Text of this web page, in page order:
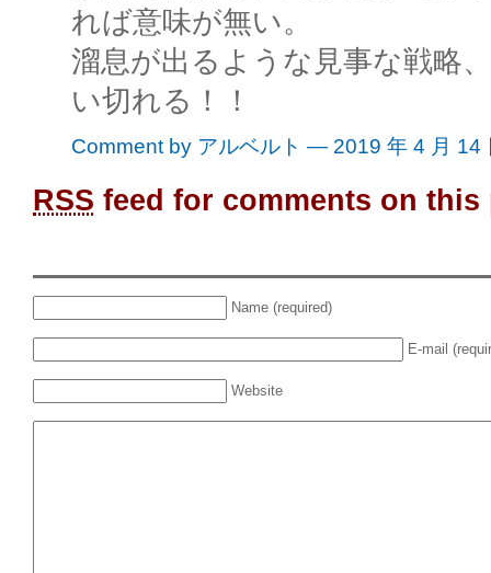
れば意味が無い。
溜息が出るような見事な戦略
い切れる！！
Comment by アルベルト — 2019 年 4 月 14
RSS feed for comments on this
Name (required)
E-mail
Website